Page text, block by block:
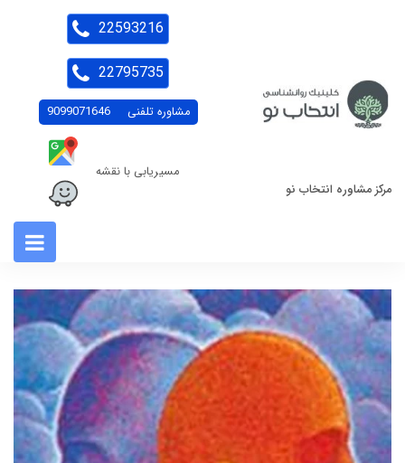
مرکز مشاوره انتخاب نو
مشاوره تلفنی 9099071646
مسیریابی با نقشه
22593216
22795735